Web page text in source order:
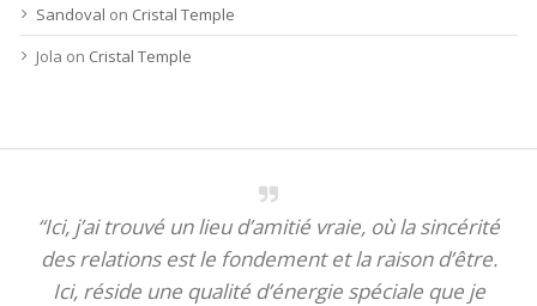
Sandoval on Cristal Temple
Jola on Cristal Temple
“Ici, j’ai trouvé un lieu d’amitié vraie, où la sincérité
des relations est le fondement et la raison d’être.
Ici, réside une qualité d’énergie spéciale que je